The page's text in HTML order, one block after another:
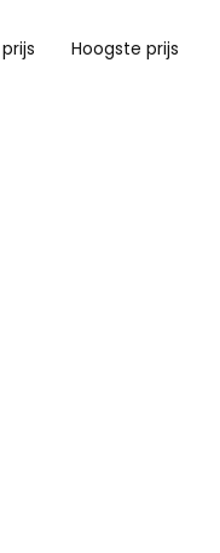
Hoogste prijs